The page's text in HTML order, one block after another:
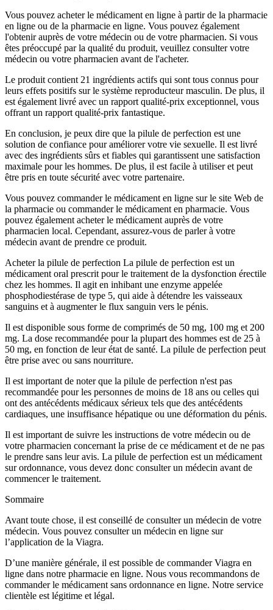
Vous pouvez acheter le médicament en ligne à partir de la pharmacie
en ligne ou de la pharmacie en ligne. Vous pouvez également
l'obtenir auprès de votre médecin ou de votre pharmacien. Si vous
êtes préoccupé par la qualité du produit, veuillez consulter votre
médecin ou votre pharmacien avant de l'acheter.
Le produit contient 21 ingrédients actifs qui sont tous connus pour
leurs effets positifs sur le système reproducteur masculin. De plus, il
est également livré avec un rapport qualité-prix exceptionnel, vous
offrant un rapport qualité-prix fantastique.
En conclusion, je peux dire que la pilule de perfection est une
solution de confiance pour améliorer votre vie sexuelle. Il est livré
avec des ingrédients sûrs et fiables qui garantissent une satisfaction
maximale pour les hommes. De plus, il est facile à utiliser et peut
être pris en toute sécurité avec votre partenaire.
Vous pouvez commander le médicament en ligne sur le site Web de
la pharmacie ou commander le médicament en pharmacie. Vous
pouvez également acheter le médicament auprès de votre
pharmacien local. Cependant, assurez-vous de parler à votre
médecin avant de prendre ce produit.
Acheter la pilule de perfection La pilule de perfection est un
médicament oral prescrit pour le traitement de la dysfonction érectile
chez les hommes. Il agit en inhibant une enzyme appelée
phosphodiestérase de type 5, qui aide à détendre les vaisseaux
sanguins et à augmenter le flux sanguin vers le pénis.
Il est disponible sous forme de comprimés de 50 mg, 100 mg et 200
mg. La dose recommandée pour la plupart des hommes est de 25 à
50 mg, en fonction de leur état de santé. La pilule de perfection peut
être prise avec ou sans nourriture.
Il est important de noter que la pilule de perfection n'est pas
recommandée pour les personnes de moins de 18 ans ou celles qui
ont des antécédents médicaux sérieux tels que des antécédents
cardiaques, une insuffisance hépatique ou une déformation du pénis.
Il est important de suivre les instructions de votre médecin ou de
votre pharmacien concernant la prise de ce médicament et de ne pas
le prendre sans leur avis. La pilule de perfection est un médicament
sur ordonnance, vous devez donc consulter un médecin avant de
commencer le traitement.
Sommaire
Avant toute chose, il est conseillé de consulter un médecin de votre
médecin. Vous pouvez consulter un médecin en ligne sur
l’application de la Viagra.
D’une manière générale, il est possible de commander Viagra en
ligne dans notre pharmacie en ligne. Nous vous recommandons de
commander le médicament sans ordonnance en ligne. Notre service
clientèle est légitime et légal.